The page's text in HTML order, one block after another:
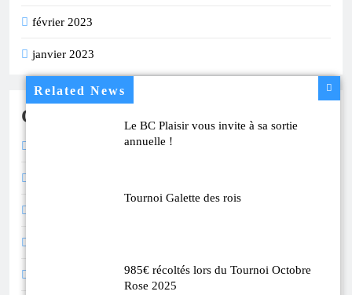
Related News
Le BC Plaisir vous invite à sa sortie
annuelle !
Tournoi Galette des rois
985€ récoltés lors du Tournoi Octobre
Rose 2025
février 2023
janvier 2023
Catégories